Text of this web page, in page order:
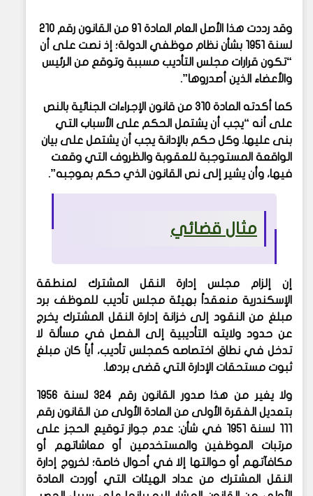
وقد رددت هذا الأصل العام المادة 91 من القانون رقم 210
لسنة 1951 بشأن نظام موظفي الدولة؛ إذ نصت على أن
“تكون قرارات مجلس التأديب مسببة وتوقع من الرئيس
والأعضاء الذين أصدروها”.
كما أكدته المادة 310 من قانون الإجراءات الجنائية بالنص
على أنه “يجب أن يشتمل الحكم على الأسباب التي
بنى عليها. وكل حكم بالإدانة يجب أن يشتمل على بيان
الواقعة المستوجبة للعقوبة والظروف التي وقعت
فيها، وأن يشير إلى نص القانون الذي حكم بموجبه”.
مثال قضائي
إن إلزام مجلس إدارة النقل المشترك لمنطقة
الإسكندرية منعقداً بهيئة مجلس تأديب للموظف برد
مبلغ من النقود إلى خزانة إدارة النقل المشترك يخرج
عن حدود ولايته التأديبية إلى الفصل في مسألة لا
تدخل في نطاق اختصاصه كمجلس تأديب، أياً كان مبلغ
ثبوت مستحقات الإدارة التي قضى بردها.
ولا يغير من هذا صدور القانون رقم 324 لسنة 1956
بتعديل الفقرة الأولى من المادة الأولى من القانون رقم
111 لسنة 1951 في شأن: عدم جواز توقيع الحجز على
مرتبات الموظفين والمستخدمين أو معاشاتهم أو
مكافآتهم أو حوالتها إلا في أحوال خاصة؛ لخروج إدارة
النقل المشترك من عداد الهيئات التي أوردت المادة